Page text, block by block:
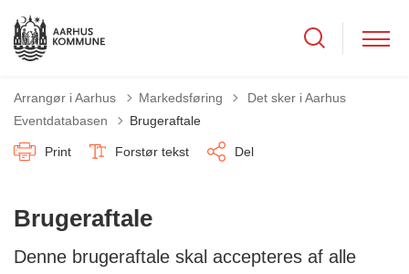
Arrangør i Aarhus Markedsføring Tilbage til
Det sker i Aarhus
Eventdatabasen
Brugeraftale
Print Forstør tekst Del
Brugeraftale
Denne brugeraftale skal accepteres af alle